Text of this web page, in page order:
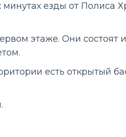
езды от Полиса
этаже. Они состоят
есть открытый